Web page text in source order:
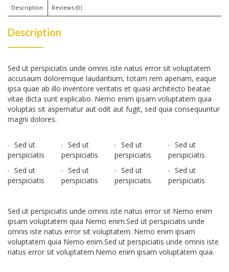
Description Reviews (0)
Description
Sed ut perspiciatis unde omnis iste natus error sit voluptatem
accusaum doloremque laudantium, totam rem aperiam, eaque
ipsa quae ab illo inventore veritatis et quasi architecto beatae
vitae dicta sunt explicabo. Nemo enim ipsam voluptatem quia
voluptas sit aspernatur aut odit aut fugit, sed quia consequuntur
magni dolores.
Sed ut
perspiciatis
Sed ut
perspiciatis
Sed ut
perspiciatis
Sed ut
perspiciatis
Sed ut
perspiciatis
Sed ut
perspiciatis
Sed ut
perspiciatis
Sed ut
perspiciatis
Sed ut perspiciatis unde omnis iste natus error sit Nemo enim
ipsam voluptatem quia Nemo enim.Sed ut perspiciatis unde
omnis iste natus error sit voluptatem. Nemo enim ipsam
voluptatem quia Nemo enim.Sed ut perspiciatis unde omnis iste
natus error sit voluptatem.Nemo enim ipsam voluptatem quia.